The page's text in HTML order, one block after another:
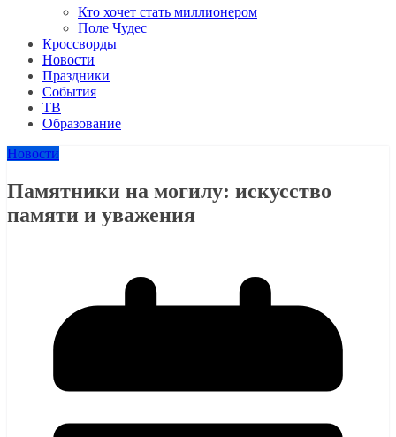
Кто хочет стать миллионером
Поле Чудес
Кроссворды
Новости
Праздники
События
ТВ
Образование
Новости
Памятники на могилу: искусство
памяти и уважения